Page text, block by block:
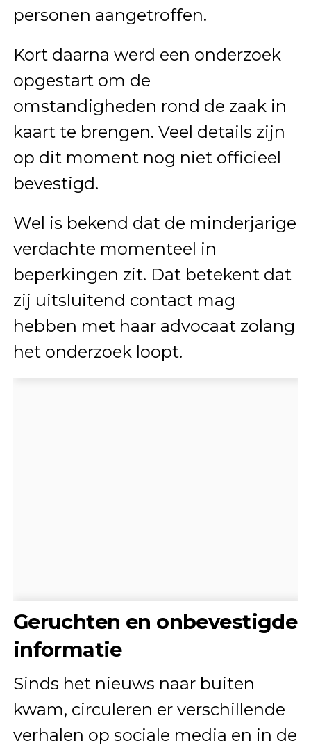
personen aangetroffen.
Kort daarna werd een onderzoek
opgestart om de
omstandigheden rond de zaak in
kaart te brengen. Veel details zijn
op dit moment nog niet officieel
bevestigd.
Wel is bekend dat de minderjarige
verdachte momenteel in
beperkingen zit. Dat betekent dat
zij uitsluitend contact mag
hebben met haar advocaat zolang
het onderzoek loopt.
Geruchten en onbevestigde
informatie
Sinds het nieuws naar buiten
kwam, circuleren er verschillende
verhalen op sociale media en in de